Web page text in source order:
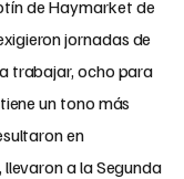
de Haymarket de
jornadas de
trabajar, ocho para
un tono más
en
a la Segunda